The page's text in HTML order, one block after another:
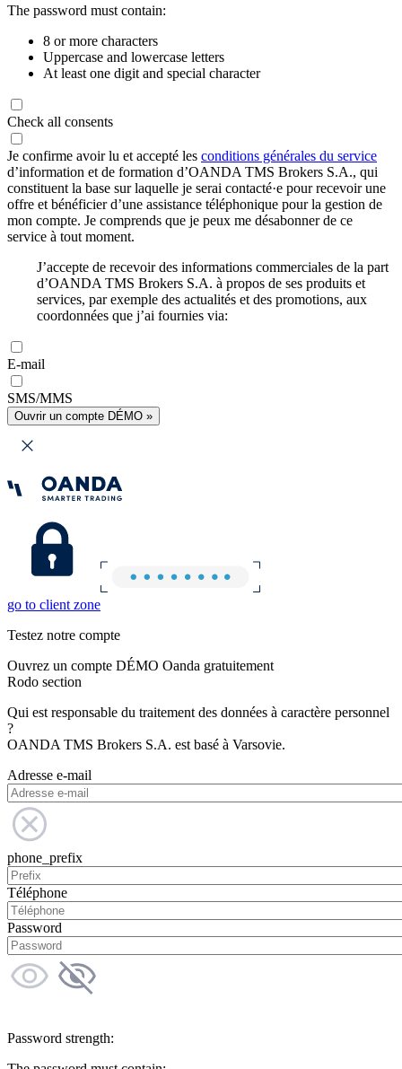
The password must contain:
8 or more characters
Uppercase and lowercase letters
At least one digit and special character
Check all consents
Je confirme avoir lu et accepté les conditions générales du service
d’information et de formation d’OANDA TMS Brokers S.A., qui
constituent la base sur laquelle je serai contacté·e pour recevoir une
offre et bénéficier d’une assistance téléphonique pour la gestion de
mon compte. Je comprends que je peux me désabonner de ce
service à tout moment.
J’accepte de recevoir des informations commerciales de la part
d’OANDA TMS Brokers S.A. à propos de ses produits et
services, par exemple des actualités et des promotions, aux
coordonnées que j’ai fournies via:
E-mail
SMS/MMS
Ouvrir un compte DÉMO »
go to client zone
Testez notre compte
Ouvrez un compte DÉMO Oanda gratuitement
Rodo section
Qui est responsable du traitement des données à caractère personnel
?
OANDA TMS Brokers S.A. est basé à Varsovie.
Adresse e-mail
phone_prefix
Téléphone
Password
Password strength: